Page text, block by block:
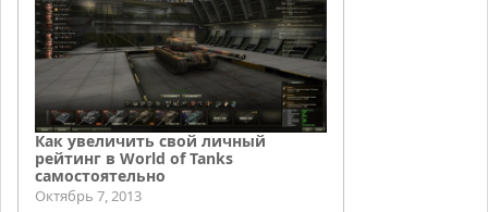
Как увеличить свой личный
рейтинг в World of Tanks
самостоятельно
Октябрь 7, 2013